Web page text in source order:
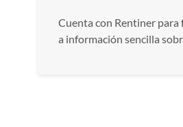
Cuenta con Rentiner para
a información sencilla